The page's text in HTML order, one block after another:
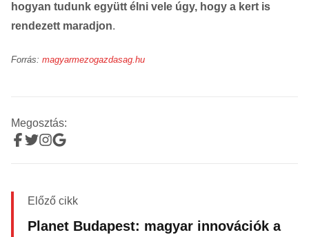
hogyan tudunk együtt élni vele úgy, hogy a kert is
rendezett maradjon.
Forrás: magyarmezogazdasag.hu
Megosztás:
Előző cikk
Planet Budapest: magyar innovációk a